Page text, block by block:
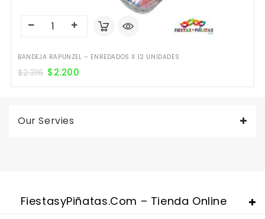
BANDEJA RAPUNZEL – ENREDADOS X 12 UNIDADES
$2.316 $2.200
Our Servies
FiestasyPiñatas.com – Tienda Online